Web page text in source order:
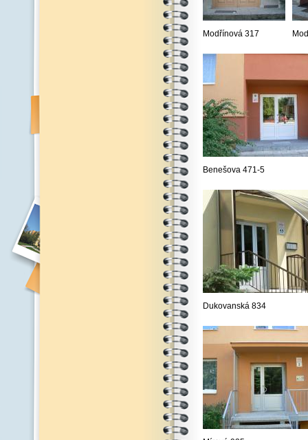
Modřínová 317
Benešova 471-5
Dukovanská 834